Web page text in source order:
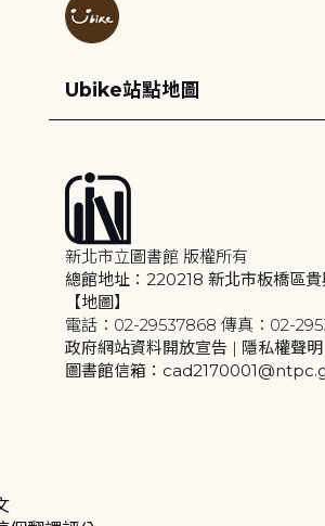
Ubike站點地圖
新北市立圖書館 版權所有
總館地址：220218 新北市板橋區
【地圖】
電話：02-29537868 傳真：02-
政府網站資料開放宣告 | 隱私權聲明
圖書館信箱：